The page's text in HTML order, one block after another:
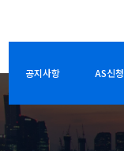
공지사항 AS신청